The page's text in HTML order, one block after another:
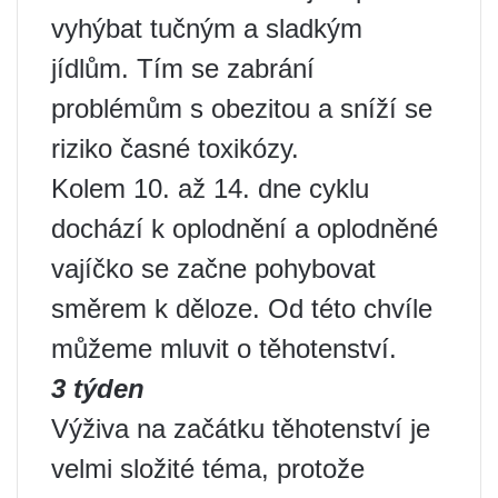
vyhýbat tučným a sladkým
jídlům. Tím se zabrání
problémům s obezitou a sníží se
riziko časné toxikózy.
Kolem 10. až 14. dne cyklu
dochází k oplodnění a oplodněné
vajíčko se začne pohybovat
směrem k děloze. Od této chvíle
můžeme mluvit o těhotenství.
3 týden
Výživa na začátku těhotenství je
velmi složité téma, protože